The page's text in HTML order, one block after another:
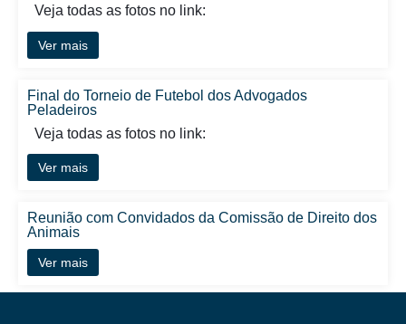
Veja todas as fotos no link:
Ver mais
Final do Torneio de Futebol dos Advogados
Peladeiros
Veja todas as fotos no link:
Ver mais
Reunião com Convidados da Comissão de Direito dos
Animais
Ver mais